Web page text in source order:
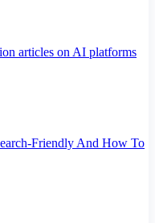
articles on AI platforms
Friendly And How To